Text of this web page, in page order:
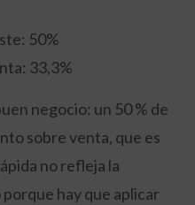
50%
33,3%
negocio: un 50 % de
sobre venta, que es
no refleja la
hay que aplicar